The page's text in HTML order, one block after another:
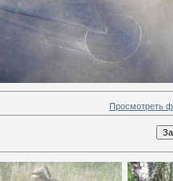
Просмотреть